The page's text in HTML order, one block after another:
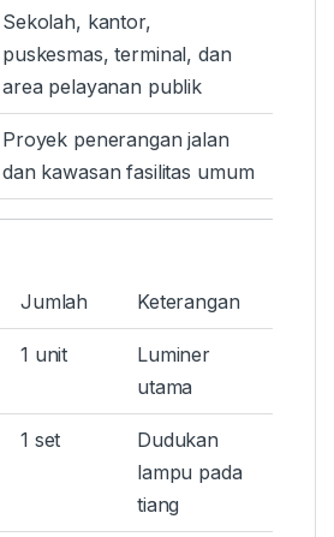
Sekolah, kantor,
puskesmas, terminal, dan
area pelayanan publik
Proyek penerangan jalan
dan kawasan fasilitas umum
Jumlah Keterangan
1 unit
Luminer
utama
1 set
Dudukan
lampu pada
tiang